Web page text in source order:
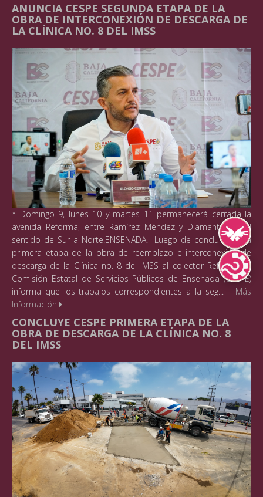
ANUNCIA CESPE SEGUNDA ETAPA DE LA
OBRA DE INTERCONEXIÓN DE DESCARGA DE
LA CLÍNICA NO. 8 DEL IMSS
* Domingo 9, lunes 10 y martes 11 permanecerá cerrada la
avenida Reforma, entre Ramírez Méndez y Diamante, en el
sentido de Sur a Norte.ENSENADA.- Luego de concluir con la
primera etapa de la obra de reemplazo e interconexión de
descarga de la Clínica no. 8 del IMSS al colector Reforma, la
Comisión Estatal de Servicios Públicos de Ensenada (CESPE)
informa que los trabajos correspondientes a la seg... Más
Información
CONCLUYE CESPE PRIMERA ETAPA DE LA
OBRA DE DESCARGA DE LA CLÍNICA NO. 8
DEL IMSS
Lengua de
Lenguas